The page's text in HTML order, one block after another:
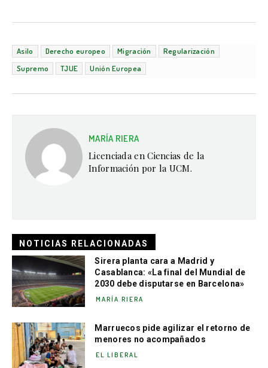
Asilo Derecho europeo Migración
Regularización
Supremo
TJUE Unión Europea
MARÍA RIERA
Licenciada en Ciencias de la
Información por la UCM.
NOTICIAS RELACIONADAS
Sirera planta cara a Madrid y
Casablanca: «La final del Mundial de
2030 debe disputarse en Barcelona»
MARÍA RIERA
Marruecos pide agilizar el retorno de
menores no acompañados
EL LIBERAL